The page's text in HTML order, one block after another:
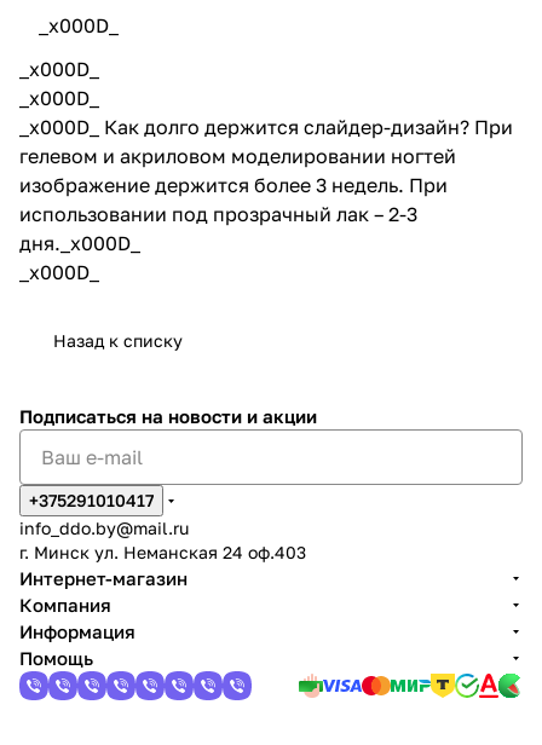
_x000D_
_x000D_
_x000D_
_x000D_ Как долго держится слайдер-дизайн? При
гелевом и акриловом моделировании ногтей
изображение держится более 3 недель. При
использовании под прозрачный лак – 2-3
дня._x000D_
_x000D_
Назад к списку
Подписаться на новости и акции
+375291010417
info_ddo.by@mail.ru
г. Минск ул. Неманская 24 оф.403
Интернет-магазин
Компания
Информация
Помощь